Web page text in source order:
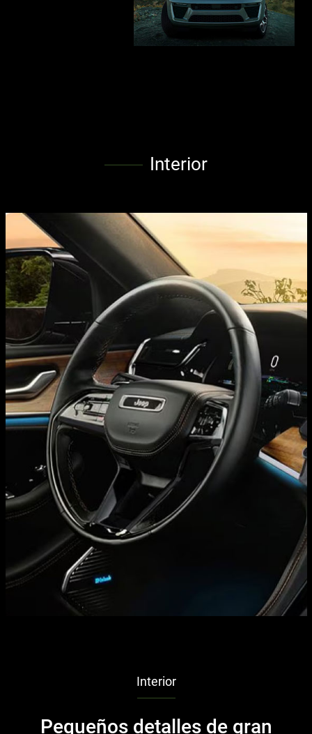
Interior
Interior
Pequeños detalles de gran